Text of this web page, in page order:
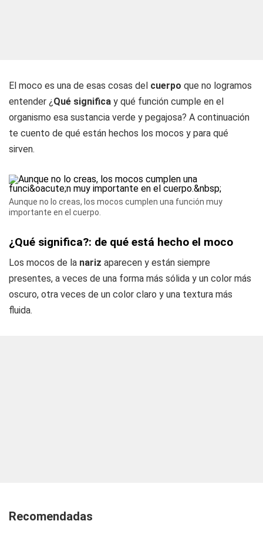
El moco es una de esas cosas del cuerpo que no logramos
entender ¿ Qué significa y qué función cumple en el
organismo esa sustancia verde y pegajosa? A continuación
te cuento de qué están hechos los mocos y para qué
sirven.
Aunque no lo creas, los mocos cumplen una función muy
importante en el cuerpo.
¿Qué significa?: de qué está hecho el moco
Los mocos de la nariz aparecen y están siempre
presentes, a veces de una forma más sólida y un color más
oscuro, otra veces de un color claro y una textura más
fluida.
Recomendadas